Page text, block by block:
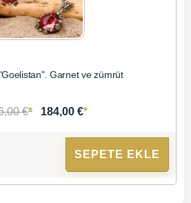
Garnet ve zümrüt
€* 184,00 €*
SEPETE EKLE